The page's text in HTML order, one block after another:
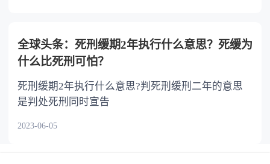
全球头条：死刑缓期2年执行什么意思？死缓为
什么比死刑可怕？
死刑缓期2年执行什么意思?判死刑缓刑二年的意思
是判处死刑同时宣告
2023-06-05